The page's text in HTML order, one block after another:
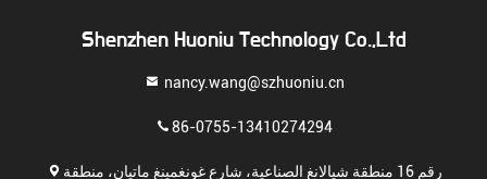
Shenzhen Huoniu Technology Co.,Ltd
nancy.wang@szhuoniu.cn
86-0755-13410274294
رقم 16 منطقة شيالانغ الصناعية، شارع غونغمينغ ماتيان، منطقة